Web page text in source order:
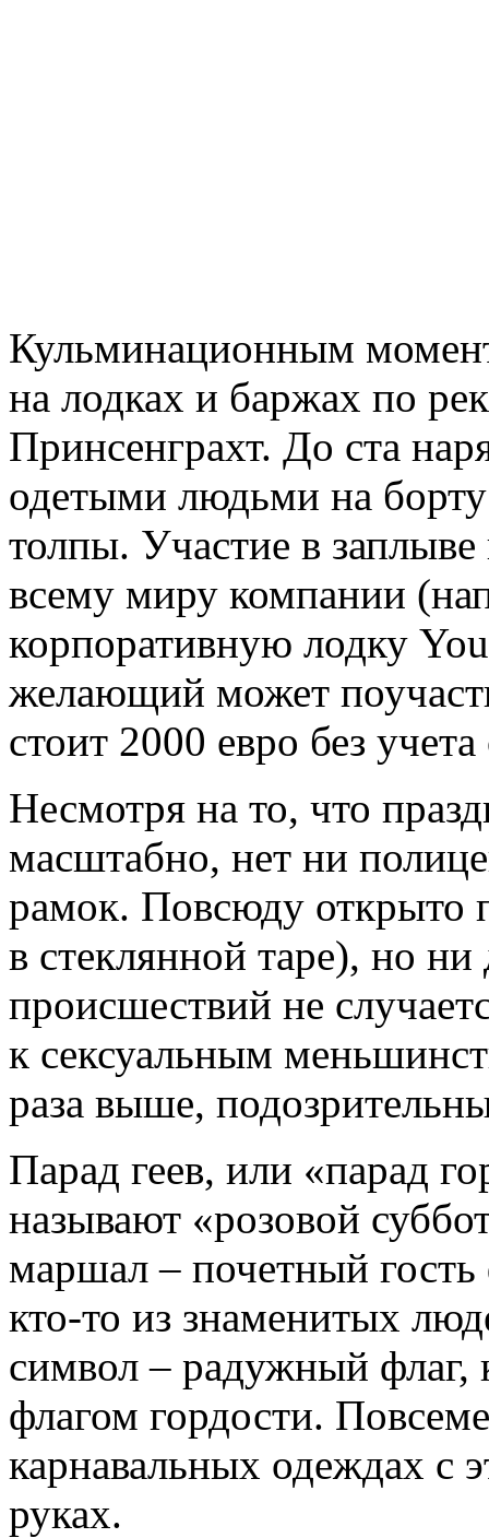
Кульминационным
на лодках и баржах по
Принсенграхт. До ста
одетыми людьми на
толпы. Участие в
всему миру компании
корпоративную лодку
желающий может
стоит 2000 евро без
Несмотря на то, что
масштабно, нет ни
рамок. Повсюду открыто
в стеклянной таре), но
происшествий не
к сексуальным
раза выше,
Парад геев, или «парад
называют «розовой
маршал – почетный гость
кто-то из знаменитых
символ – радужный флаг,
флагом гордости.
карнавальных одеждах с
руках.